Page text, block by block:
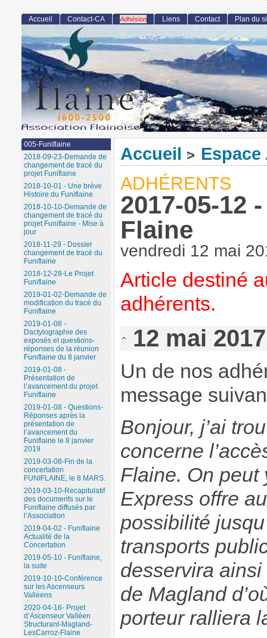
Accueil >
ADHÉRENTS
2017-05-12
Flaine
vendredi 12 mai
Article destiné
adhérents.
12 mai 2017
Un de nos
message
Bonjour, j’ai
concerne
Flaine. On peut
Express offre
possibilité
transports
desservira
de Magland
porteur ralliera
Accueil Contact-CA Adhésion Liens Contact Plan du
005-Funiflaine
2018-09-23-Demande de
changement de tracé du
projet Funiflaine
2018-10-01 - Une brève
Histoire du Funiflaine
2018-10-10-Demande de
changement de tracé du
projet Funiflaine - Mise à
jour
2018-11-29 - Dossier
changement de tracé du
Funiflaine
2018-12-28-Le Projet
Funiflaine
2019-01-02-Demande de
modification du tracé du
Funiflaine
2019-01-08 -
Dactylographie des
exposés et questions-
réponses de la réunion
Funiflaine du 8 janvier
2019-01-08 -
Présentation de
l’avancement du projet
Funiflaine
2019-01-08 - Questions-
Réponses après la
présentation de
l’avancement du
Funiflaine le 8 janvier
2019
2019-03-08-Fin de la
concertation
FUNIFLAINE, le 8 MARS.
2019-03-10-Recapitulatif
des documents sur le
Funiflaine diffusés par
l’Association
2019-04-02 - Funiflaine
Actualité de la
Concertation
2019-05-10 - Funiflaine,
la suite
2019-10-10-Conférence
sur les Ascenseurs
Valléens
2020-04-16- Projet
d’Ascenseur Valléen
Structurant-Magland-
LesCarroz-Flaine